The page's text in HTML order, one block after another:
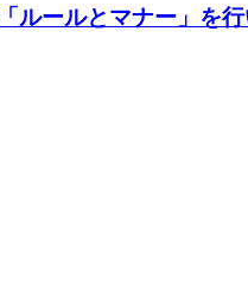
ルールとマナー」を